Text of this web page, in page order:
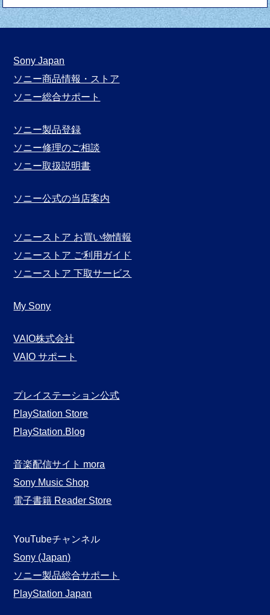
Sony Japan
ソニー商品情報・ストア
ソニー総合サポート
ソニー製品登録
ソニー修理のご相談
ソニー取扱説明書
ソニー公式の当店案内
ソニーストア お買い物情報
ソニーストア ご利用ガイド
ソニーストア 下取サービス
My Sony
VAIO株式会社
VAIO サポート
プレイステーション公式
PlayStation Store
PlayStation.Blog
音楽配信サイト mora
Sony Music Shop
電子書籍 Reader Store
YouTubeチャンネル
Sony (Japan)
ソニー製品総合サポート
PlayStation Japan